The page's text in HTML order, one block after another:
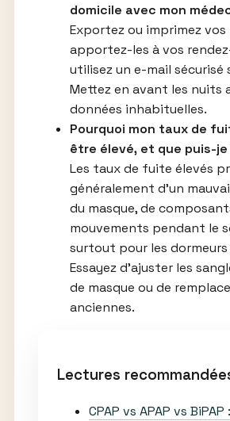
domicile avec mon
Exportez ou imprimez
apportez-les à vos
utilisez un e-mail sécurisé
Mettez en avant les nuits
données inhabituelles.
Pourquoi mon taux de
être élevé, et que puis-
Les taux de fuite élevés
généralement d’un
du masque, de
mouvements pendant le
surtout pour les
Essayez d’ajuster les
de masque ou de
anciennes.
Lectures
CPAP vs APAP vs BiPAP :